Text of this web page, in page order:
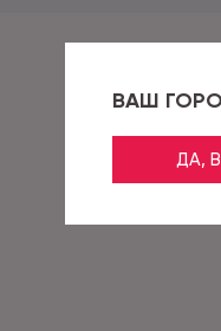
ВАШ
ДА,